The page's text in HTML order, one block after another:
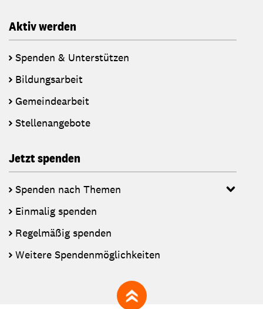
Aktiv werden
Spenden & Unterstützen
Bildungsarbeit
Gemeindearbeit
Stellenangebote
Jetzt spenden
Spenden nach Themen
Einmalig spenden
Regelmäßig spenden
Weitere Spendenmöglichkeiten
zum Seitenanfang